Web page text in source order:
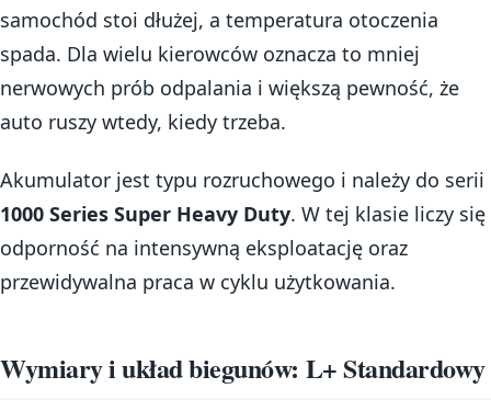
samochód stoi dłużej, a temperatura otoczenia
spada. Dla wielu kierowców oznacza to mniej
nerwowych prób odpalania i większą pewność, że
auto ruszy wtedy, kiedy trzeba.
Akumulator jest typu rozruchowego i należy do serii
1000 Series Super Heavy Duty. W tej klasie liczy się
odporność na intensywną eksploatację oraz
przewidywalna praca w cyklu użytkowania.
Wymiary i układ biegunów: L+ Standardowy